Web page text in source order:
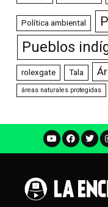
Política ambiental
Pueblos
rolexgate Tala
áreas naturales protegidas